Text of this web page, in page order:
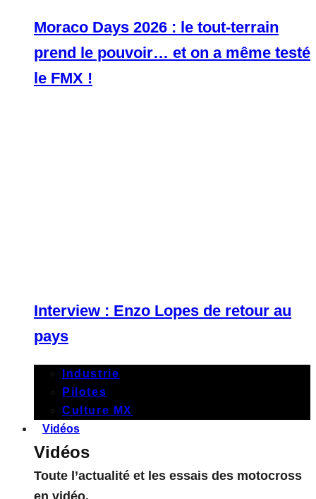
Moraco Days 2026 : le tout-terrain
prend le pouvoir… et on a même testé
le FMX !
Interview : Enzo Lopes de retour au
pays
Industrie
Pilotes
Culture MX
Vidéos
Vidéos
Toute l’actualité et les essais des motocross
en vidéo.